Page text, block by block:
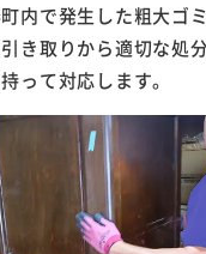
内で発生した粗大ゴ
き取りから適切な処
って対応します。